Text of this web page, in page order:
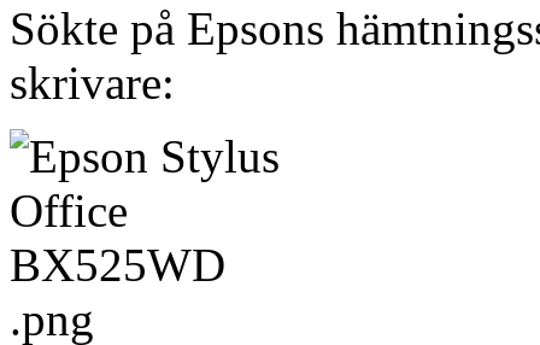
Sökte på Epsons
skrivare: